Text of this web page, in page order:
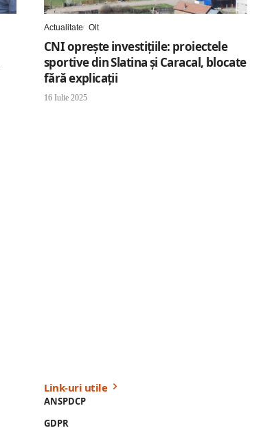
Actualitate Olt
CNI oprește investițiile: proiectele
sportive din Slatina și Caracal, blocate
fără explicații
16 Iulie 2025
Link-uri utile
ANSPDCP
GDPR